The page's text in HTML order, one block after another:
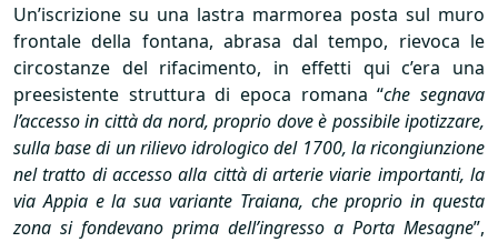
Un’iscrizione su una lastra marmorea posta sul muro
frontale della fontana, abrasa dal tempo, rievoca le
circostanze del rifacimento, in effetti qui c’era una
preesistente struttura di epoca romana “che segnava
l’accesso in città da nord, proprio dove è possibile ipotizzare,
sulla base di un rilievo idrologico del 1700, la ricongiunzione
nel tratto di accesso alla città di arterie viarie importanti, la
via Appia e la sua variante Traiana, che proprio in questa
zona si fondevano prima dell’ingresso a Porta Mesagne”,